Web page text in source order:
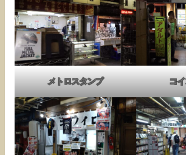
メトロスタンプ コ